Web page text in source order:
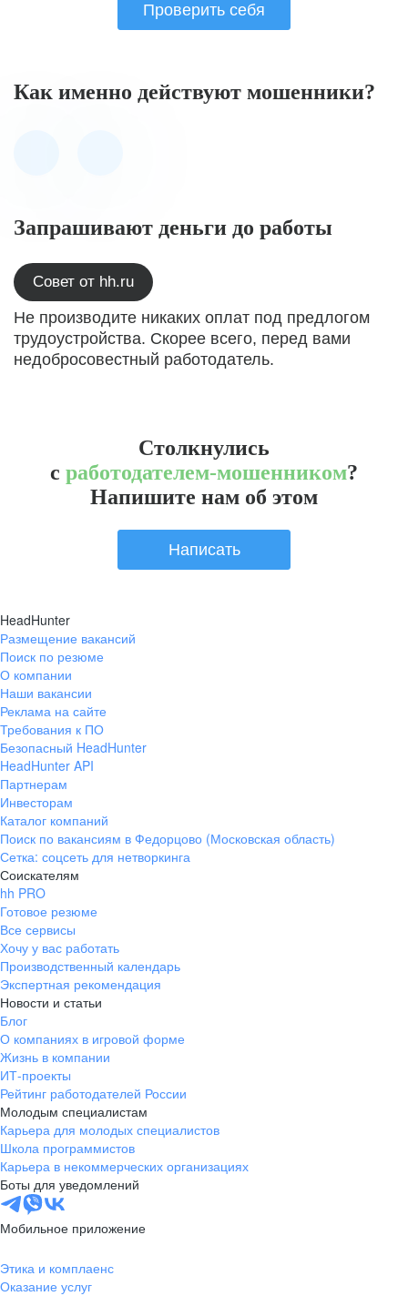
Проверить себя
Как именно действуют мошенники?
Запрашивают деньги до работы
Совет от hh.ru
Не производите никаких оплат под предлогом
трудоустройства. Скорее всего, перед вами
недобросовестный работодатель.
Столкнулись
с работодателем-мошенником?
Напишите нам об этом
Написать
HeadHunter
Размещение вакансий
Поиск по резюме
О компании
Наши вакансии
Реклама на сайте
Требования к ПО
Безопасный HeadHunter
HeadHunter API
Партнерам
Инвесторам
Каталог компаний
Поиск по вакансиям в Федорцово (Московская область)
Сетка: соцсеть для нетворкинга
Соискателям
hh PRO
Готовое резюме
Все сервисы
Хочу у вас работать
Производственный календарь
Экспертная рекомендация
Новости и статьи
Блог
О компаниях в игровой форме
Жизнь в компании
ИТ-проекты
Рейтинг работодателей России
Молодым специалистам
Карьера для молодых специалистов
Школа программистов
Карьера в некоммерческих организациях
Боты для уведомлений
Мобильное приложение
Этика и комплаенс
Оказание услуг